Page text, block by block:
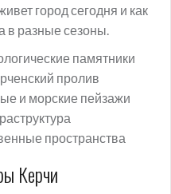
город сегодня и как
в разные сезоны.
памятники
пролив
и морские пейзажи
пространства
Керчи